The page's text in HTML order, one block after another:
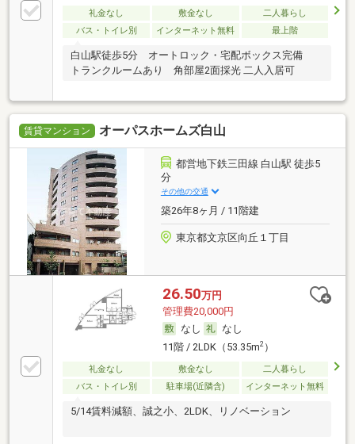
礼金なし 敷金なし
二人暮らし
バス・トイレ別
インターネット無料 最上階
白山駅徒歩5分 オートロック・宅配ボックス完備
トランクルームあり 角部屋2面採光 二人入居可
賃貸マンション オーパスホームズ白山
都営地下鉄三田線 白山駅 徒歩5
分
その他の交通
築26年8ヶ月 / 11階建
東京都文京区向丘１丁目
26.50万円
管理費20,000円
なし
なし
11階 / 2LDK（53.35m2）
礼金なし 敷金なし
二人暮らし
バス・トイレ別
駐車場(近隣含) インターネット無料
5/14賃料減額、誠之小、2LDK、リノベーション